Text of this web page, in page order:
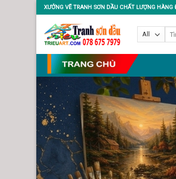
Skip
to
content
XƯỞNG VẼ TRANH SƠN DẦU CHẤT LƯỢNG HÀNG
Tìm